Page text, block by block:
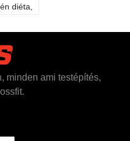
diéta,
minden ami testépítés,